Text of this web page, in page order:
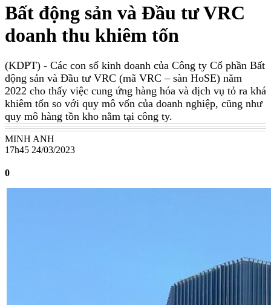
Bất động sản và Đầu tư VRC
doanh thu khiêm tốn
(KDPT) - Các con số kinh doanh của Công ty Cổ phần Bất
động sản và Đầu tư VRC (mã VRC – sàn HoSE) năm
2022 cho thấy việc cung ứng hàng hóa và dịch vụ tỏ ra khá
khiêm tốn so với quy mô vốn của doanh nghiệp, cũng như
quy mô hàng tồn kho nằm tại công ty.
MINH ANH
17h45 24/03/2023
0